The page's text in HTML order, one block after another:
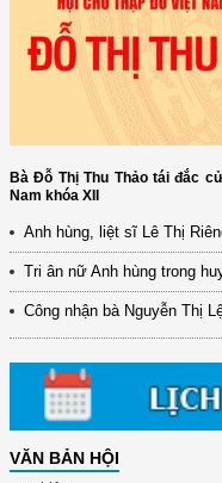
Bà Đỗ Thị Thu Thảo tái đắc
Nam khóa XII
Anh hùng, liệt sĩ Lê Thị
Tri ân nữ Anh hùng trong
Công nhận bà Nguyễn Thị
VĂN BẢN HỘI
đổi mới ...
(898/KH/ĐCT) Kế hoạch
31/10/2025 ...
(417/QĐ-BNNMT) Quyết
(891/KH-ĐCT) Kế hoạch
9/9/2025 của Bộ ...
(2415/QĐ-TTg) Quyết định
nghiệp ...